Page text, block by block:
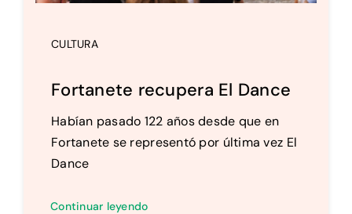
CULTURA
Fortanete recupera El Dance
Habían pasado 122 años desde que en
Fortanete se representó por última vez El
Dance
Continuar leyendo